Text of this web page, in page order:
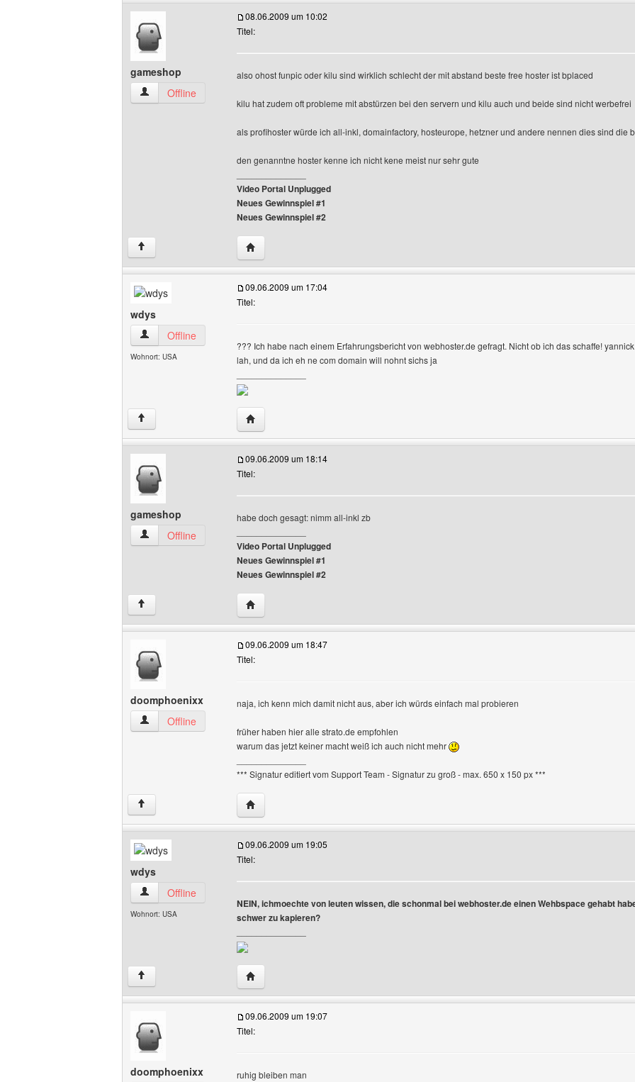
gameshop
gameshop Benutzer-Profile anzeigen
Offline
08.06.2009 um 10:02
Titel:
also ohost funpic oder kilu sind wirklich schlecht der mit abstand beste free hoster ist bplaced
kilu hat zudem oft probleme mit abstürzen bei den servern und kilu auch und beide sind nicht werbefrei
als profihoster würde ich all-inkl, domainfactory, hosteurope, hetzner und andere nennen dies sind die
den genanntne hoster kenne ich nicht kene meist nur sehr gute
Video Portal Unplugged
Neues Gewinnspiel #1
Neues Gewinnspiel #2
↑ Website dieses Benutzers besuchen: gameshop
wdys
wdys Benutzer-Profile anzeigen
Offline
Wohnort: USA
09.06.2009 um 17:04
Titel:
??? Ich habe nach einem Erfahrungsbericht von webhoster.de gefragt. Nicht ob ich das schaffe!
lah, und da ich eh ne com domain will nohnt sichs ja
↑ Website dieses Benutzers besuchen: wdys
gameshop
gameshop Benutzer-Profile anzeigen
Offline
09.06.2009 um 18:14
Titel:
habe doch gesagt: nimm all-inkl zb
Video Portal Unplugged
Neues Gewinnspiel #1
Neues Gewinnspiel #2
↑ Website dieses Benutzers besuchen: gameshop
doomphoenixx
doomphoenixx Benutzer-Profile anzeigen
Offline
09.06.2009 um 18:47
Titel:
naja, ich kenn mich damit nicht aus, aber ich würds einfach mal probieren
früher haben hier alle strato.de empfohlen
warum das jetzt keiner macht weiß ich auch nicht mehr
*** Signatur editiert vom Support Team - Signatur zu groß - max. 650 x 150 px ***
↑ Website dieses Benutzers besuchen: doomphoenixx
wdys
wdys Benutzer-Profile anzeigen
Offline
Wohnort: USA
09.06.2009 um 19:05
Titel:
NEIN, ichmoechte von leuten wissen, die schonmal bei webhoster.de einen Wehbspace gehabt
schwer zu kapieren?
↑ Website dieses Benutzers besuchen: wdys
doomphoenixx
09.06.2009 um 19:07
Titel:
ruhig bleiben man